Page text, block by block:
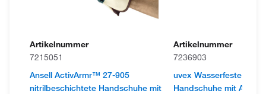
Artikelnummer
7215051
Ansell ActivArmr™ 27-905
nitrilbeschichtete Handschuhe mit
Artikelnummer
7236903
uvex Wasserfeste
Handschuhe mit Aqua-